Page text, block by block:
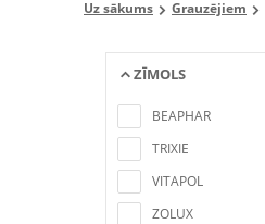
Uz sākums Grauzējiem
ZĪMOLS
BEAPHAR
TRIXIE
VITAPOL
ZOLUX